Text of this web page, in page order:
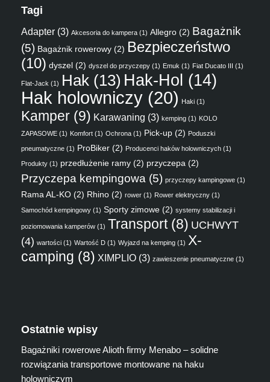
Tagi
Adapter (3) Akcesoria do kampera (1) Allegro (2) Bagażnik
(5) Bagażnik rowerowy (2) Bezpieczeństwo
(10) dyszel (2) dyszel do przyczepy (1) Emuk (1) Fiat Ducato III (1)
Flat-Jack (1) Hak (13) Hak-Hol (14)
Hak holowniczy (20) Haki (1)
Kamper (9) Karawaning (3) kemping (1) KOLO
ZAPASOWE (1) Komfort (1) Ochrona (1) Pick-up (2) Poduszki
pneumatyczne (1) ProBiker (2) Producenci haków holowniczych (1)
Produkty (1) przedłużenie ramy (2) przyczepa (2)
Przyczepa kempingowa (5) przyczepy kampingowe (1)
Rama AL-KO (2) Rhino (2) rower (1) Rower elektryczny (1)
Samochód kempingowy (1) Sporty zimowe (2) systemy stabilizacji i
poziomowania kamperów (1) Transport(8) UCHWYT
(4) wartości (1) Wartość D (1) Wyjazd na kemping (1) X-
camping (8) XIMPLIO (3) zawieszenie pneumatyczne (1)
Ostatnie wpisy
Bagażniki rowerowe Alioth firmy Menabo – solidne
rozwiązania transportowe montowane na haku
holowniczym